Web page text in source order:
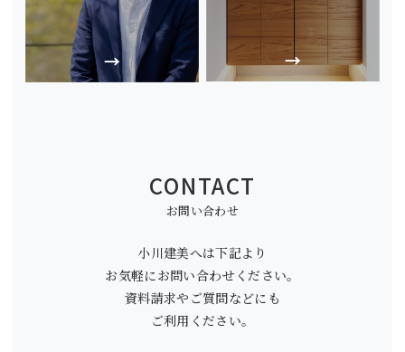
CONTACT
お問い合わせ
小川建美へは下記より
お気軽にお問い合わせください。
資料請求やご質問などにも
ご利用ください。